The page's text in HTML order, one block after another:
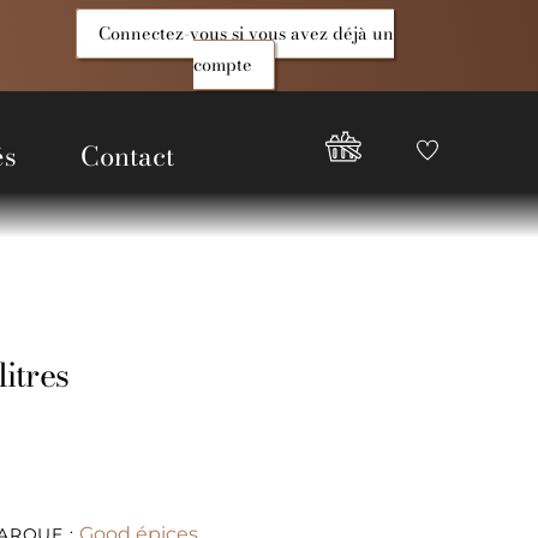
Connectez-vous si vous avez déjà un
compte
Contact
Compte
Good
Epices
Favoris